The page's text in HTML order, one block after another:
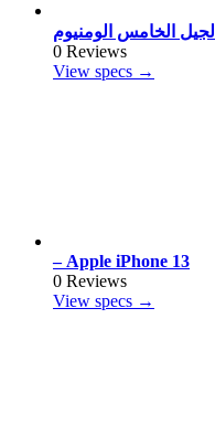
الجيل الخامس الومنيوم
0 Reviews
View specs →
– Apple iPhone 13
0 Reviews
View specs →